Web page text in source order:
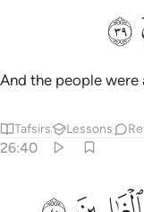
ﳛ
And the people were
Tafsirs Lessons
26:40